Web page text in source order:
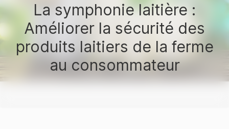
La symphonie laitière :
Améliorer la sécurité des
produits laitiers de la ferme
au consommateur